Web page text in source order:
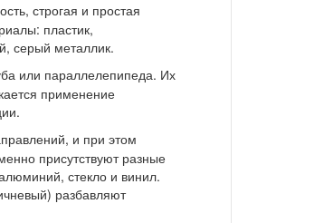
строгая и простая
пластик,
серый металлик.
или параллелепипеда. Их
применение
и при этом
присутствуют разные
стекло и винил.
разбавляют